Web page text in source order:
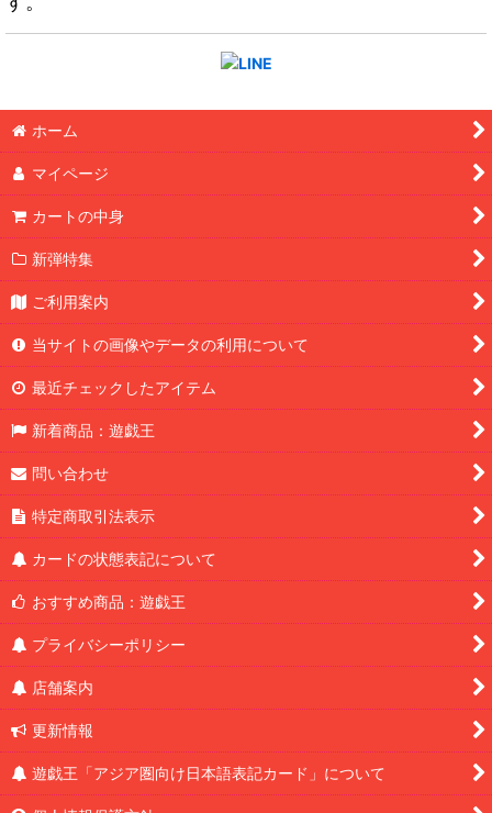
ホーム
マイページ
カートの中身
新弾特集
ご利用案内
当サイトの画像やデータの利用について
最近チェックしたアイテム
新着商品：遊戯王
問い合わせ
特定商取引法表示
カードの状態表記について
おすすめ商品：遊戯王
プライバシーポリシー
店舗案内
更新情報
遊戯王「アジア圏向け日本語表記カード」について